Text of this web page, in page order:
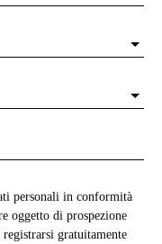
personali in conformità
oggetto di prospezione
gratuitamente